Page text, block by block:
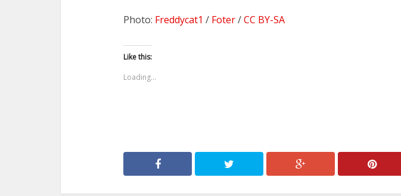
Photo: Freddycat1 / Foter/CC BY-SA
Like this:
Loading...